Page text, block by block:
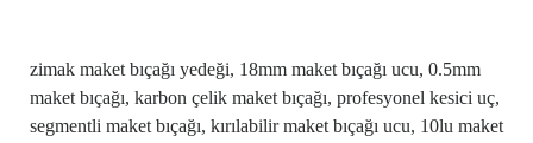
zimak maket bıçağı yedeği, 18mm maket bıçağı ucu, 0.5mm
maket bıçağı, karbon çelik maket bıçağı, profesyonel kesici uç,
segmentli maket bıçağı, kırılabilir maket bıçağı ucu, 10lu maket